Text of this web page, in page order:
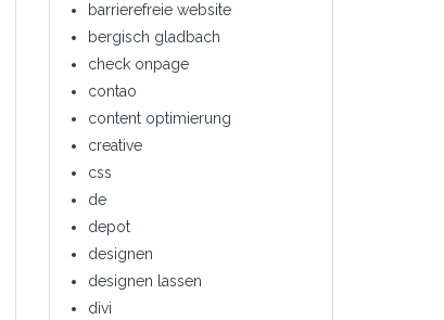
barrierefreie website
bergisch gladbach
check onpage
contao
content optimierung
creative
css
de
depot
designen
designen lassen
divi